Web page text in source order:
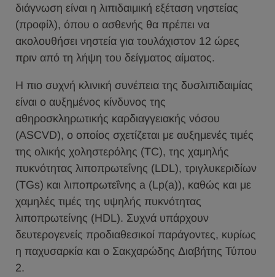
διάγνωση είναι η λιπιδαιμική εξέταση νηστείας
(προφίλ), όπου ο ασθενής θα πρέπει να
ακολουθήσει νηστεία για τουλάχιστον 12 ώρες
πριν από τη λήψη του δείγματος αίματος.
Η πιο συχνή κλινική συνέπεια της δυσλιπιδαιμίας
είναι ο αυξημένος κίνδυνος της
αθηροσκληρωτικής καρδιαγγειακής νόσου
(ASCVD), ο οποίος σχετίζεται με αυξημενές τιμές
της ολικής χοληστερόλης (TC), της χαμηλής
πυκνότητας λιποπρωτεΐνης (LDL), τριγλυκεριδίων
(TGs) και λιποπρωτεΐνης a (Lp(a)), καθώς και με
χαμηλές τιμές της υψηλής πυκνότητας
λιποπρωτείνης (HDL). Συχνά υπάρχουν
δευτερογενείς προδιαθεσικοί παράγοντες, κυρίως
η παχυσαρκία και ο Σακχαρώδης Διαβήτης Τύπου
2.